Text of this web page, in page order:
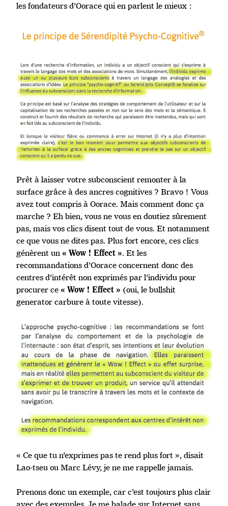
les fondateurs d’Oorace qui en parlent le mieux :
Prêt à laisser votre subconscient remonter à la
surface grâce à des ancres cognitives ? Bravo ! Vous
avez tout compris à Oorace. Mais comment donc ça
marche ? Eh bien, vous ne vous en doutiez sûrement
pas, mais vos clics disent tout de vous. Et notamment
ce que vous ne dites pas. Plus fort encore, ces clics
génèrent un « Wow ! Effect ». Et les
recommandations d’Oorace concernent donc des
centres d’intérêt non exprimés par l’individu pour
procurer ce « Wow ! Effect » (oui, le bullshit
generator carbure à toute vitesse).
« Ce que tu n’exprimes pas te rend plus fort », disait
Lao-tseu ou Marc Lévy, je ne me rappelle jamais.
Prenons donc un exemple, car c’est toujours plus clair